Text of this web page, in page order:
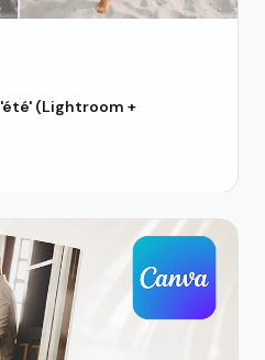
(Lightroom +